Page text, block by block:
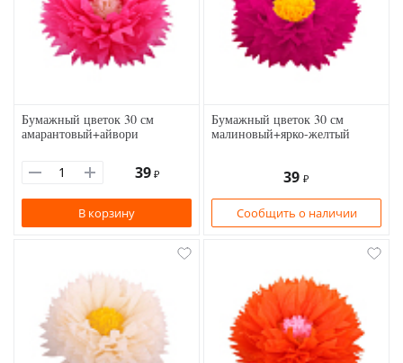
Бумажный цветок 30 см
амарантовый+айвори
39 ₽
В корзину
Бумажный цветок 30 см
малиновый+ярко-желтый
39 ₽
Сообщить о наличии